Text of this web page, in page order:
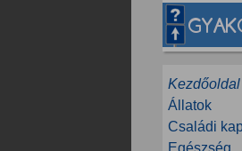
Kezdőoldal
Állatok
Családi
Egészség